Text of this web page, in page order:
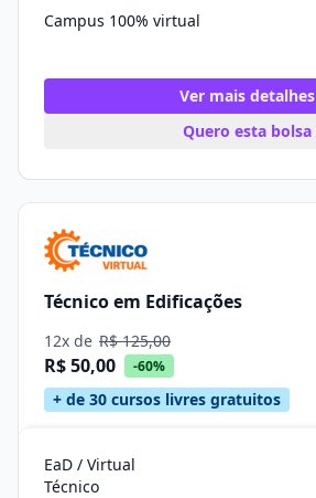
Campus 100% virtual
Ver mais detalhes
Quero esta bolsa
Técnico em Edificações
12x de R$ 125,00
R$ 50,00 -60%
+ de 30 cursos livres gratuitos
EaD / Virtual
Técnico